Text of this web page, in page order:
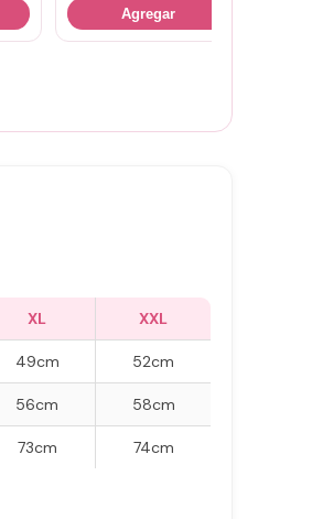
Agregar
XL XXL
49cm 52cm
56cm 58cm
73cm 74cm